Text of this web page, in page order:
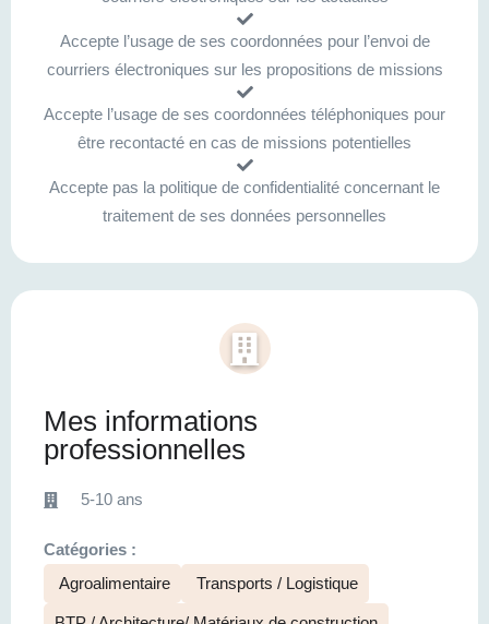
Accepte l’usage de ses coordonnées pour l’envoi de
courriers électroniques sur les propositions de missions
Accepte l’usage de ses coordonnées téléphoniques pour
être recontacté en cas de missions potentielles
Accepte pas la politique de confidentialité concernant le
traitement de ses données personnelles
Mes informations
professionnelles
5-10 ans
Catégories :
Agroalimentaire
Transports / Logistique